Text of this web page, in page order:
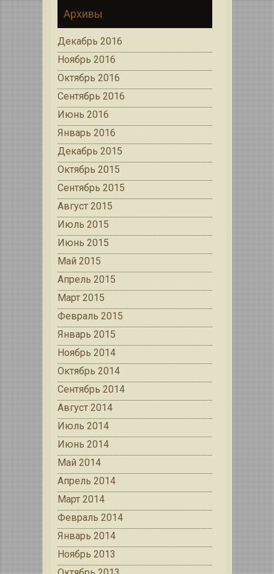
Архивы
Декабрь 2016
Ноябрь 2016
Октябрь 2016
Сентябрь 2016
Июнь 2016
Январь 2016
Декабрь 2015
Октябрь 2015
Сентябрь 2015
Август 2015
Июль 2015
Июнь 2015
Май 2015
Апрель 2015
Март 2015
Февраль 2015
Январь 2015
Ноябрь 2014
Октябрь 2014
Сентябрь 2014
Август 2014
Июль 2014
Июнь 2014
Май 2014
Апрель 2014
Март 2014
Февраль 2014
Январь 2014
Ноябрь 2013